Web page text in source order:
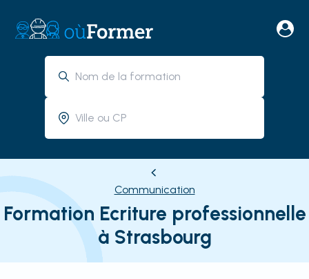
Communication
Formation Ecriture professionnelle
à Strasbourg